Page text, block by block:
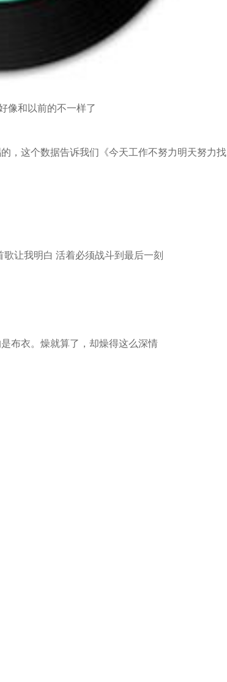
像和以前的不一样了
，这个数据告诉我们《今天工作不努力明天努力找
让我明白 活着必须战斗到最后一刻
布衣。燥就算了，却燥得这么深情